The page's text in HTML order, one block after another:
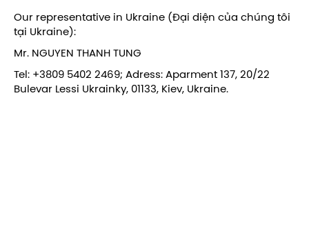
Our representative in Ukraine (Đại diện của chúng tôi
tại Ukraine):
Mr. NGUYEN THANH TUNG
Tel: +3809 5402 2469; Adress: Aparment 137, 20/22
Bulevar Lessi Ukrainky, 01133, Kiev, Ukraine.